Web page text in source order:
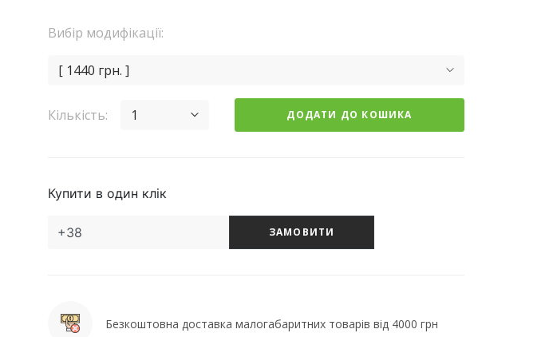
Вибір модифікації:
[ 1440 грн. ]
Кількість: 1 ДОДАТИ ДО КОШИКА
Купити в один клік
ЗАМОВИТИ
Безкоштовна доставка малогабаритних товарів від 4000 грн